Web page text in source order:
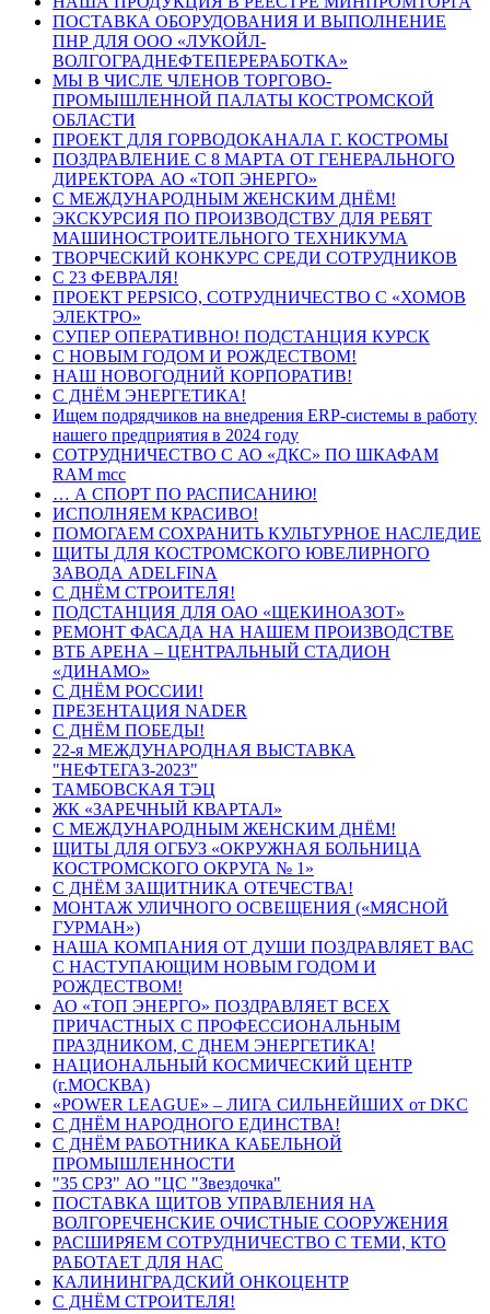
ПОСТАВКА ОБОРУДОВАНИЯ И ВЫПОЛНЕНИЕ
ПНР ДЛЯ ООО «ЛУКОЙЛ-
ВОЛГОГРАДНЕФТЕПЕРЕРАБОТКА»
МЫ В ЧИСЛЕ ЧЛЕНОВ ТОРГОВО-
ПРОМЫШЛЕННОЙ ПАЛАТЫ КОСТРОМСКОЙ
ОБЛАСТИ
ПРОЕКТ ДЛЯ ГОРВОДОКАНАЛА Г. КОСТРОМЫ
ПОЗДРАВЛЕНИЕ С 8 МАРТА ОТ ГЕНЕРАЛЬНОГО
ДИРЕКТОРА АО «ТОП ЭНЕРГО»
С МЕЖДУНАРОДНЫМ ЖЕНСКИМ ДНЁМ!
ЭКСКУРСИЯ ПО ПРОИЗВОДСТВУ ДЛЯ РЕБЯТ
МАШИНОСТРОИТЕЛЬНОГО ТЕХНИКУМА
ТВОРЧЕСКИЙ КОНКУРС СРЕДИ СОТРУДНИКОВ
C 23 ФЕВРАЛЯ!
ПРОЕКТ PEPSICO, СОТРУДНИЧЕСТВО С «ХОМОВ
ЭЛЕКТРО»
СУПЕР ОПЕРАТИВНО! ПОДСТАНЦИЯ КУРСК
С НОВЫМ ГОДОМ И РОЖДЕСТВОМ!
НАШ НОВОГОДНИЙ КОРПОРАТИВ!
С ДНЁМ ЭНЕРГЕТИКА!
Ищем подрядчиков на внедрения ERP-системы в работу
нашего предприятия в 2024 году
СОТРУДНИЧЕСТВО С АО «ДКС» ПО ШКАФАМ
RAM mcc
… А СПОРТ ПО РАСПИСАНИЮ!
ИСПОЛНЯЕМ КРАСИВО!
ПОМОГАЕМ СОХРАНИТЬ КУЛЬТУРНОЕ НАСЛЕДИЕ
ЩИТЫ ДЛЯ КОСТРОМСКОГО ЮВЕЛИРНОГО
ЗАВОДА ADELFINA
С ДНЁМ СТРОИТЕЛЯ!
ПОДСТАНЦИЯ ДЛЯ ОАО «ЩЕКИНОАЗОТ»
РЕМОНТ ФАСАДА НА НАШЕМ ПРОИЗВОДСТВЕ
ВТБ АРЕНА – ЦЕНТРАЛЬНЫЙ СТАДИОН
«ДИНАМО»
С ДНЁМ РОССИИ!
ПРЕЗЕНТАЦИЯ NADER
С ДНЁМ ПОБЕДЫ!
22-я МЕЖДУНАРОДНАЯ ВЫСТАВКА
"НЕФТЕГАЗ-2023"
ТАМБОВСКАЯ ТЭЦ
ЖК «ЗАРЕЧНЫЙ КВАРТАЛ»
С МЕЖДУНАРОДНЫМ ЖЕНСКИМ ДНЁМ!
ЩИТЫ ДЛЯ ОГБУЗ «ОКРУЖНАЯ БОЛЬНИЦА
КОСТРОМСКОГО ОКРУГА № 1»
С ДНЁМ ЗАЩИТНИКА ОТЕЧЕСТВА!
МОНТАЖ УЛИЧНОГО ОСВЕЩЕНИЯ («МЯСНОЙ
ГУРМАН»)
НАША КОМПАНИЯ ОТ ДУШИ ПОЗДРАВЛЯЕТ ВАС
С НАСТУПАЮЩИМ НОВЫМ ГОДОМ И
РОЖДЕСТВОМ!
АО «ТОП ЭНЕРГО» ПОЗДРАВЛЯЕТ ВСЕХ
ПРИЧАСТНЫХ С ПРОФЕССИОНАЛЬНЫМ
ПРАЗДНИКОМ, С ДНЕМ ЭНЕРГЕТИКА!
НАЦИОНАЛЬНЫЙ КОСМИЧЕСКИЙ ЦЕНТР
(г.МОСКВА)
«POWER LEAGUE» – ЛИГА СИЛЬНЕЙШИХ от DKC
С ДНЁМ НАРОДНОГО ЕДИНСТВА!
С ДНЁМ РАБОТНИКА КАБЕЛЬНОЙ
ПРОМЫШЛЕННОСТИ
"35 СРЗ" АО "ЦС "Звездочка"
ПОСТАВКА ЩИТОВ УПРАВЛЕНИЯ НА
ВОЛГОРЕЧЕНСКИЕ ОЧИСТНЫЕ СООРУЖЕНИЯ
РАСШИРЯЕМ СОТРУДНИЧЕСТВО С ТЕМИ, КТО
РАБОТАЕТ ДЛЯ НАС
КАЛИНИНГРАДСКИЙ ОНКОЦЕНТР
С ДНЁМ СТРОИТЕЛЯ!